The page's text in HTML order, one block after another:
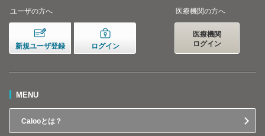
ユーザの方へ
新規ユーザ登録 ログイン
医療機関の方へ
医療機関
ログイン
MENU
Calooとは？